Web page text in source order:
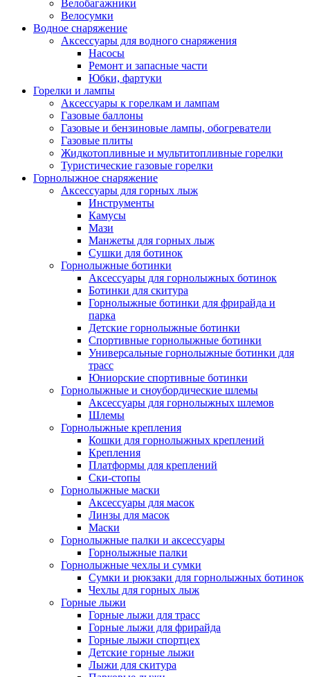
Велобагажники
Велосумки
Водное снаряжение
Аксессуары для водного снаряжения
Насосы
Ремонт и запасные части
Юбки, фартуки
Горелки и лампы
Аксессуары к горелкам и лампам
Газовые баллоны
Газовые и бензиновые лампы, обогреватели
Газовые плиты
Жидкотопливные и мультитопливные горелки
Туристические газовые горелки
Горнолыжное снаряжение
Аксессуары для горных лыж
Инструменты
Камусы
Мази
Манжеты для горных лыж
Сушки для ботинок
Горнолыжные ботинки
Аксессуары для горнолыжных ботинок
Ботинки для скитура
Горнолыжные ботинки для фрирайда и
парка
Детские горнолыжные ботинки
Спортивные горнолыжные ботинки
Универсальные горнолыжные ботинки для
трасс
Юниорские спортивные ботинки
Горнолыжные и сноубордические шлемы
Аксессуары для горнолыжных шлемов
Шлемы
Горнолыжные крепления
Кошки для горнолыжных креплений
Крепления
Платформы для креплений
Ски-стопы
Горнолыжные маски
Аксессуары для масок
Линзы для масок
Маски
Горнолыжные палки и аксессуары
Горнолыжные палки
Горнолыжные чехлы и сумки
Сумки и рюкзаки для горнолыжных ботинок
Чехлы для горных лыж
Горные лыжи
Горные лыжи для трасс
Горные лыжи для фрирайда
Горные лыжи спортцех
Детские горные лыжи
Лыжи для скитура